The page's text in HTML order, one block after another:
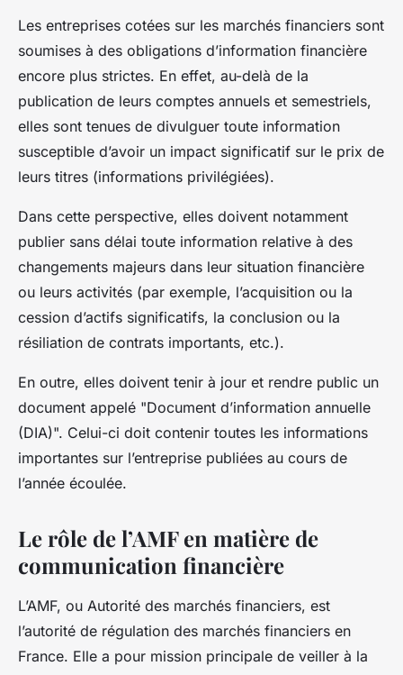
Les entreprises cotées sur les marchés financiers sont
soumises à des obligations d’information financière
encore plus strictes. En effet, au-delà de la
publication de leurs comptes annuels et semestriels,
elles sont tenues de divulguer toute information
susceptible d’avoir un impact significatif sur le prix de
leurs titres (informations privilégiées).
Dans cette perspective, elles doivent notamment
publier sans délai toute information relative à des
changements majeurs dans leur situation financière
ou leurs activités (par exemple, l’acquisition ou la
cession d’actifs significatifs, la conclusion ou la
résiliation de contrats importants, etc.).
En outre, elles doivent tenir à jour et rendre public un
document appelé "Document d’information annuelle
(DIA)". Celui-ci doit contenir toutes les informations
importantes sur l’entreprise publiées au cours de
l’année écoulée.
Le rôle de l’AMF en matière de
communication financière
L’AMF, ou Autorité des marchés financiers, est
l’autorité de régulation des marchés financiers en
France. Elle a pour mission principale de veiller à la